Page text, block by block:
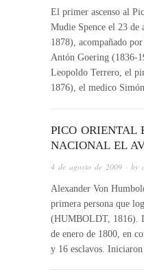
El primer ascenso al
Mudie Spence el 23
1878), acompañado
Antón Goering (1836-
Leopoldo Terrero, el
1876), el medico
PICO ORIENTAL
NACIONAL EL
4 de agosto de 2009 · by
Alexander Von
primera persona que
(HUMBOLDT, 1816).
de enero de 1800, en
y 16 esclavos.